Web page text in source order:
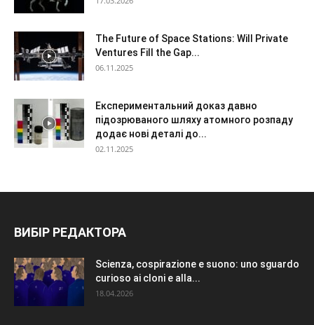
The Future of Space Stations: Will Private
Ventures Fill the Gap...
06.11.2025
Експериментальний доказ давно
підозрюваного шляху атомного розпаду
додає нові деталі до...
02.11.2025
ВИБІР РЕДАКТОРА
Scienza, cospirazione e suono: uno sguardo
curioso ai cloni e alla...
18.04.2026